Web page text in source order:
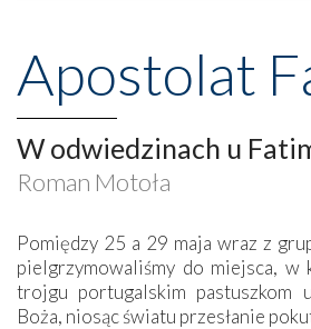
Apostolat
W odwiedzinach u
Roman Motoła
Pomiędzy 25 a 29 maja wraz z
pielgrzymowaliśmy do miejsca,
trojgu portugalskim pastuszkom
Boża, niosąc światu przesłanie